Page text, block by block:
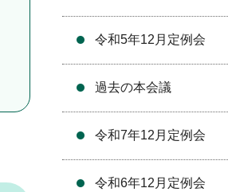
令和5年12月定例会
過去の本会議
令和7年12月定例会
令和6年12月定例会